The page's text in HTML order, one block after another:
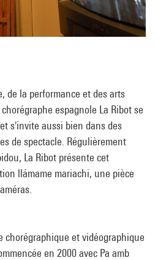
de la performance et des arts
espagnole La Ribot se
s'invite aussi bien dans des
de spectacle. Régulièrement
La Ribot présente cet
llámame mariachi, une pièce
chorégraphique et vidéographique
en 2000 avec Pa amb